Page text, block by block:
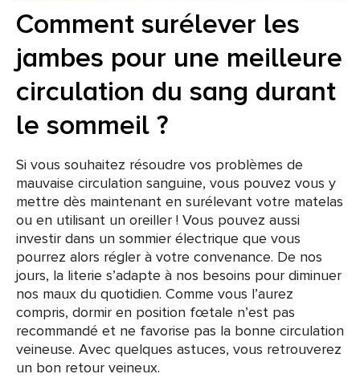
Comment surélever les
jambes pour une meilleure
circulation du sang durant
le sommeil ?
Si vous souhaitez résoudre vos problèmes de
mauvaise circulation sanguine, vous pouvez vous y
mettre dès maintenant en surélevant votre matelas
ou en utilisant un oreiller ! Vous pouvez aussi
investir dans un sommier électrique que vous
pourrez alors régler à votre convenance. De nos
jours, la literie s’adapte à nos besoins pour diminuer
nos maux du quotidien. Comme vous l’aurez
compris, dormir en position fœtale n’est pas
recommandé et ne favorise pas la bonne circulation
veineuse. Avec quelques astuces, vous retrouverez
un bon retour veineux.